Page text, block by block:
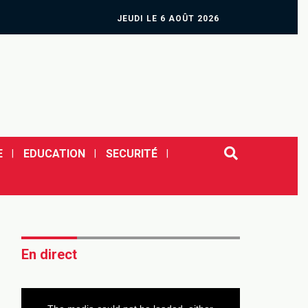
JEUDI LE 6 AOÛT 2026
EDUCATION SECURITÉ
En direct